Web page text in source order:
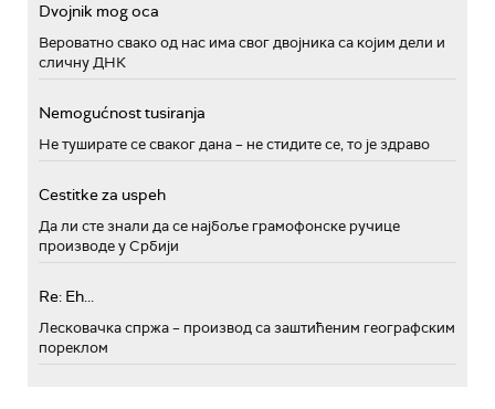
Dvojnik mog oca
Вероватно свако од нас има свог двојника са којим дели и
сличну ДНК
Nemogućnost tusiranja
Не туширате се сваког дана – не стидите се, то је здраво
Cestitke za uspeh
Да ли сте знали да се најбоље грамофонске ручице
производе у Србији
Re: Eh...
Лесковачка спржа – производ са заштићеним географским
пореклом